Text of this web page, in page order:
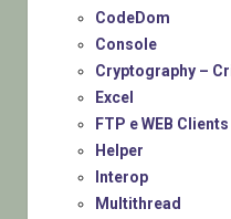
CodeDom
Console
Cryptography –
Excel
FTP e WEB Clients
Helper
Interop
Multithread